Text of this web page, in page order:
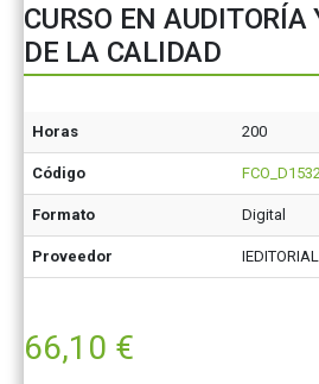
CURSO EN AUDITORÍA
DE LA CALIDAD
Horas 200
Código
Formato Digital
Proveedor IEDITORIAL
66,10 €